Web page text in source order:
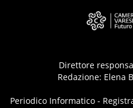
Direttore
Redazione: Elena
Periodico Informatico -